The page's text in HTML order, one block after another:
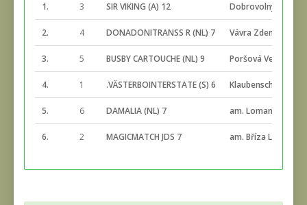
1. 3 SIR VIKING (A) 12 Dobrovolný David
2. 4 DONADONITRANSS R (NL) 7 Vávra Zdeněk
3. 5 BUSBY CARTOUCHE (NL) 9 Poršová Veronika
4. 1 .VÄSTERBOINTERSTATE (S) 6 Klaubenschalk
5. 6 DAMALIA (NL) 7 am. Loman Alle J.M.
6. 2 MAGICMATCH JDS 7 am. Bříza Lukáš